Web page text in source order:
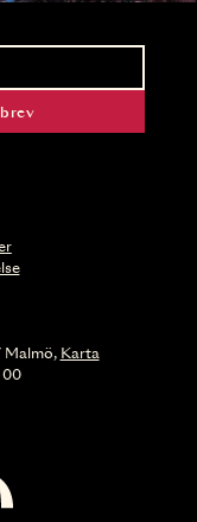
biljettsläpp.
Malmö, Karta
00